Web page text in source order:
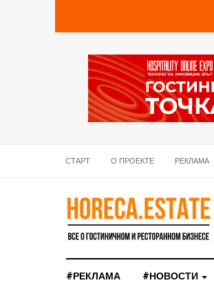
СТАРТ О ПРОЕКТЕ РЕКЛАМА
#РЕКЛАМА #НОВОСТИ